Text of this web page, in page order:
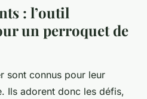
: l’outil
un perroquet de
sont connus pour leur
Ils adorent donc les défis,